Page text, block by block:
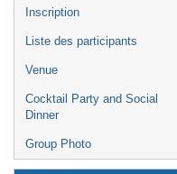
Inscription
Liste des participants
Venue
Cocktail Party and Social
Dinner
Group Photo